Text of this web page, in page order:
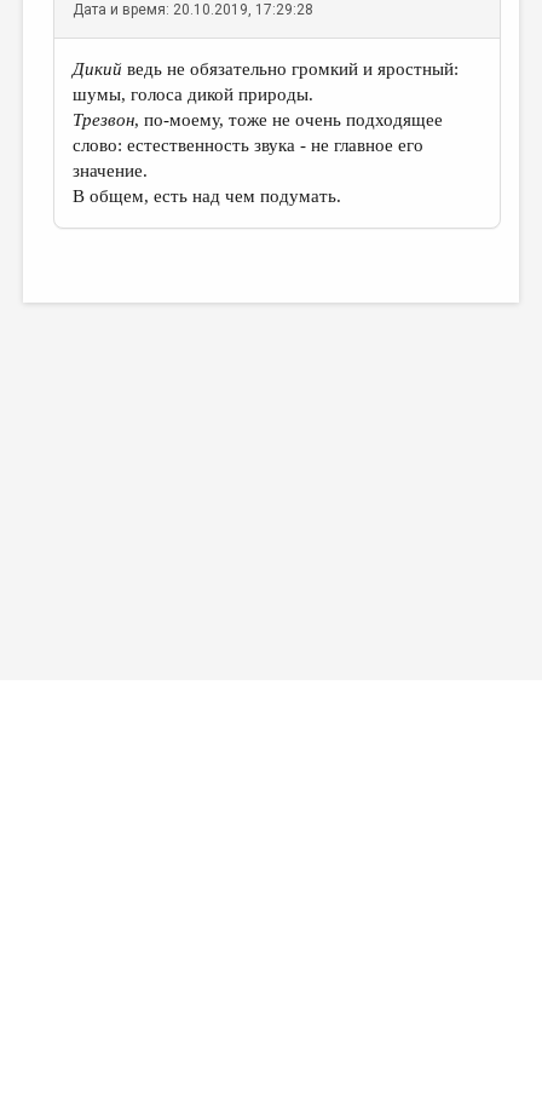
Дата и время: 20.10.2019, 17:29:28
Дикий ведь не обязательно громкий и яростный:
шумы, голоса дикой природы.
Трезвон, по-моему, тоже не очень подходящее
слово: естественность звука - не главное его
значение.
В общем, есть над чем подумать.